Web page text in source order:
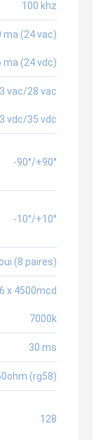
100 khz
ma (24 vac)
ma (24 vdc)
vac/28 vac
vdc/35 vdc
-90°/+90°
-10°/+10°
oui (8 paires)
6 x 4500mcd
7000k
30 ms
(rg58)
128